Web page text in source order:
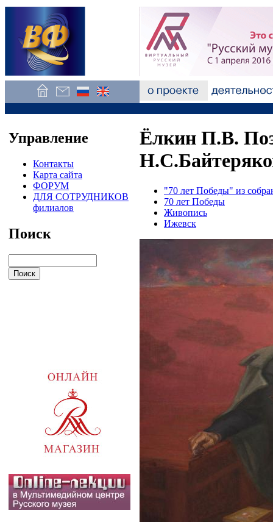
Управление
Контакты
Карта сайта
ФОРУМ
ДЛЯ СОТРУДНИКОВ
филиалов
Поиск
Ёлкин П.В.
"70 лет Победы" из
70 лет Победы
Живопись
Ижевск